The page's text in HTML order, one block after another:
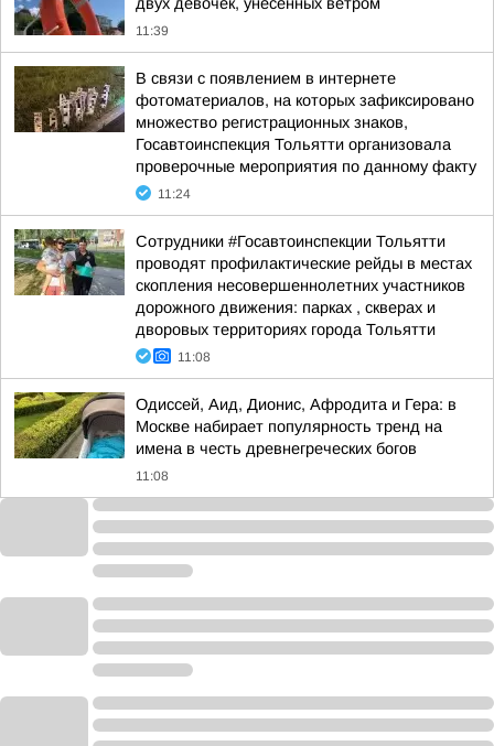
11:39
В связи с появлением в интернете
фотоматериалов, на которых зафиксировано
множество регистрационных знаков,
Госавтоинспекция Тольятти организовала
проверочные мероприятия по данному факту
11:24
Сотрудники #Госавтоинспекции Тольятти
проводят профилактические рейды в местах
скопления несовершеннолетних участников
дорожного движения: парках , скверах и
дворовых территориях города Тольятти
11:08
Одиссей, Аид, Дионис, Афродита и Гера: в
Москве набирает популярность тренд на
имена в честь древнегреческих богов
11:08